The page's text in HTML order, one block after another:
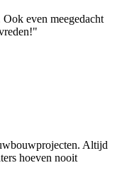
even meegedacht
"
Altijd
hoeven nooit